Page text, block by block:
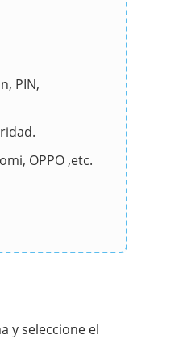
PIN,
OPPO ,etc.
y seleccione el